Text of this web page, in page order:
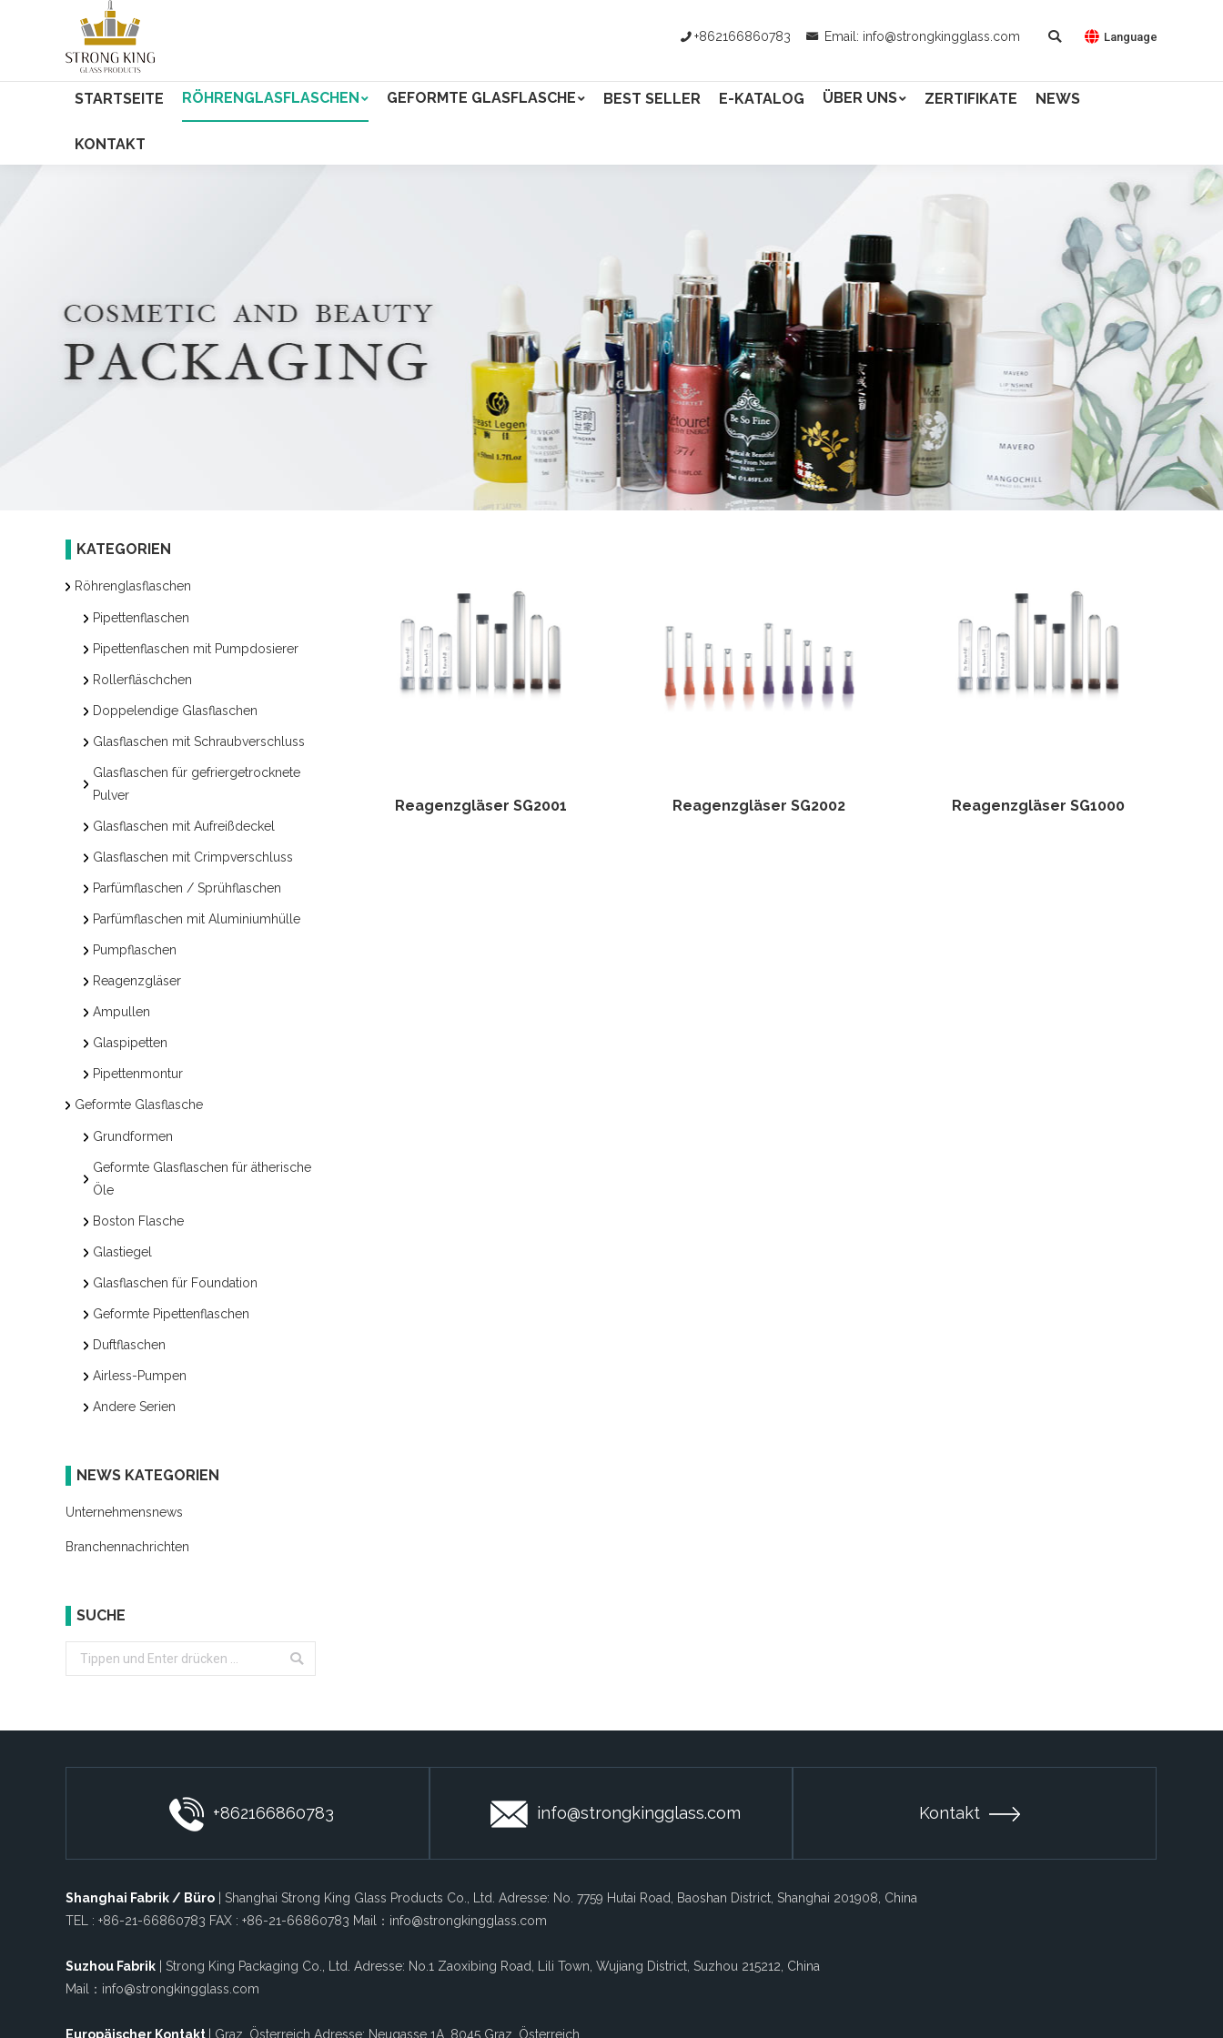
+862166860783 Email: info@strongkingglass.com Language
STARTSEITE RÖHRENGLASFLASCHEN GEFORMTE GLASFLASCHE BEST SELLER E-KATALOG ÜBER UNS ZERTIFIKATE NEWS
KONTAKT
Reagenzgläser SG2001 Reagenzgläser SG2002 Reagenzgläser SG1000
KATEGORIEN
Röhrenglasflaschen
Pipettenflaschen
Pipettenflaschen mit Pumpdosierer
Rollerfläschchen
Doppelendige Glasflaschen
Glasflaschen mit Schraubverschluss
Glasflaschen für gefriergetrocknete
Pulver
Glasflaschen mit Aufreißdeckel
Glasflaschen mit Crimpverschluss
Parfümflaschen / Sprühflaschen
Parfümflaschen mit Aluminiumhülle
Pumpflaschen
Reagenzgläser
Ampullen
Glaspipetten
Pipettenmontur
Geformte Glasflasche
Grundformen
Geformte Glasflaschen für ätherische
Öle
Boston Flasche
Glastiegel
Glasflaschen für Foundation
Geformte Pipettenflaschen
Duftflaschen
Airless-Pumpen
Andere Serien
NEWS KATEGORIEN
Unternehmensnews
Branchennachrichten
SUCHE
Search:
+862166860783 info@strongkingglass.com Kontakt
Shanghai Fabrik / Büro | Shanghai Strong King Glass Products Co., Ltd. Adresse: No. 7759 Hutai Road, Baoshan District, Shanghai 201908, China
TEL : +86-21-66860783 FAX : +86-21-66860783 Mail：info@strongkingglass.com
Suzhou Fabrik | Strong King Packaging Co., Ltd. Adresse: No.1 Zaoxibing Road, Lili Town, Wujiang District, Suzhou 215212, China
Mail：info@strongkingglass.com
Europäischer Kontakt | Graz, Österreich Adresse: Neugasse 1A, 8045 Graz, Österreich